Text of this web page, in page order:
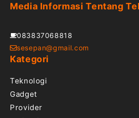
Media Informasi Tentang
083837068818
sesepan@gmail.com
Kategori
Teknologi
Gadget
Provider